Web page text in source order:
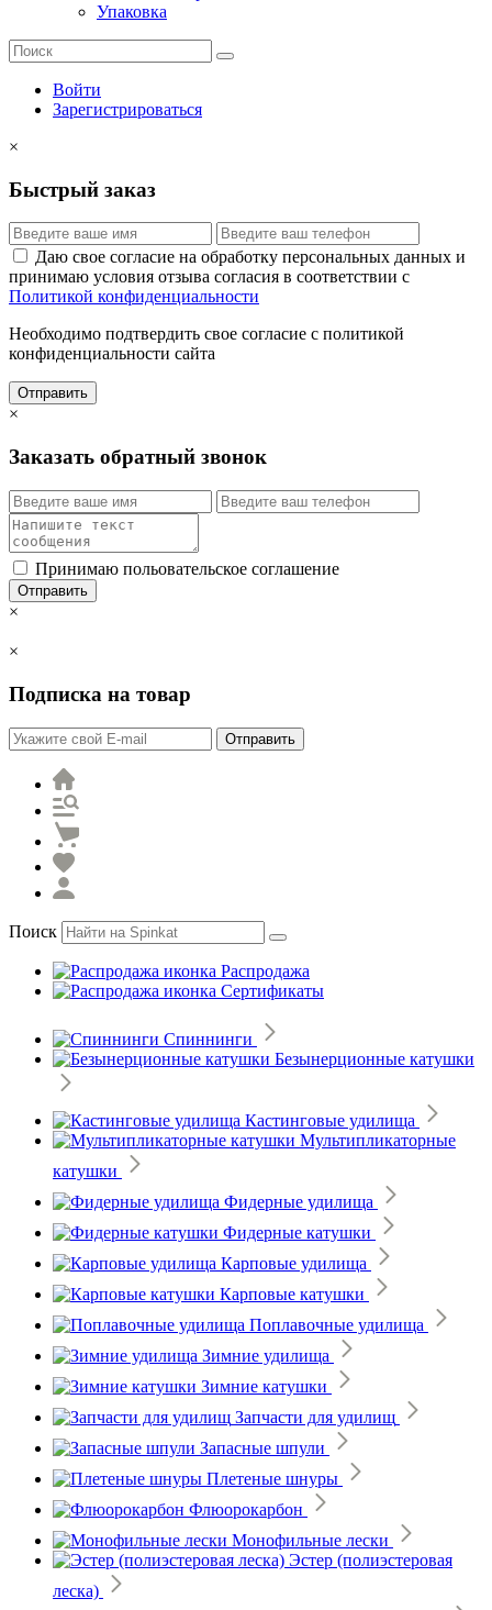
Упаковка
Войти
Зарегистрироваться
×
Быстрый заказ
Даю свое согласие на обработку персональных данных и
принимаю условия отзыва согласия в соответствии с
Политикой конфиденциальности
Необходимо подтвердить свое согласие с политикой
конфиденциальности сайта
Отправить
×
Заказать обратный звонок
Принимаю польовательское соглашение
Отправить
×
×
Подписка на товар
Отправить
Поиск
Распродажа
Сертификаты
Спиннинги
Безынерционные катушки
Кастинговые удилища
Мультипликаторные
катушки
Фидерные удилища
Фидерные катушки
Карповые удилища
Карповые катушки
Поплавочные удилища
Зимние удилища
Зимние катушки
Запчасти для удилищ
Запасные шпули
Плетеные шнуры
Флюорокарбон
Монофильные лески
Эстер (полиэстеровая
леска)